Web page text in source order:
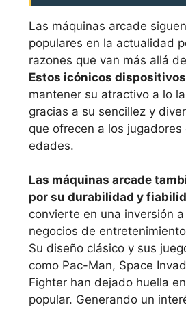
Las máquinas arcade
populares en la actualidad
razones que van más allá
Estos icónicos dispositivos
mantener su atractivo a lo
gracias a su sencillez y
que ofrecen a los
edades.
Las máquinas arcade
por su durabilidad y
convierte en una inversión
negocios de
Su diseño clásico y sus
como Pac-Man, Space
Fighter han dejado huella
popular. Generando un